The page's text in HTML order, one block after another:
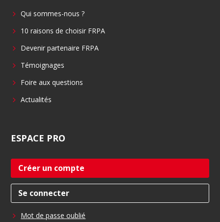
o
o
d
i
Qui sommes-nous ?
10 raisons de choisir FRPA
Devenir partenaire FRPA
Témoignages
Foire aux questions
Actualités
ESPACE PRO
Créer un compte
Se connecter
Mot de passe oublié